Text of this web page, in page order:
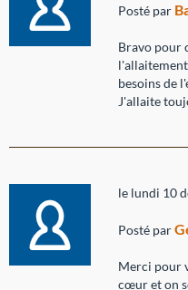
Posté par
Bravo pour
besoins de
J'allaite
le lundi 10
Posté par
Merci pour
cœur et on